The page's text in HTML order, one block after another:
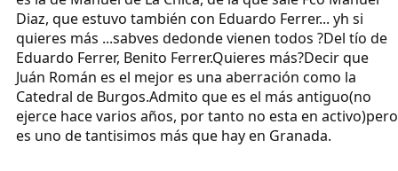
Diaz, que estuvo también con Eduardo Ferrer... yh si
quieres más ...sabves dedonde vienen todos ?Del tío de
Eduardo Ferrer, Benito Ferrer.Quieres más?Decir que
Juán Román es el mejor es una aberración como la
Catedral de Burgos.Admito que es el más antiguo(no
ejerce hace varios años, por tanto no esta en activo)pero
es uno de tantisimos más que hay en Granada.